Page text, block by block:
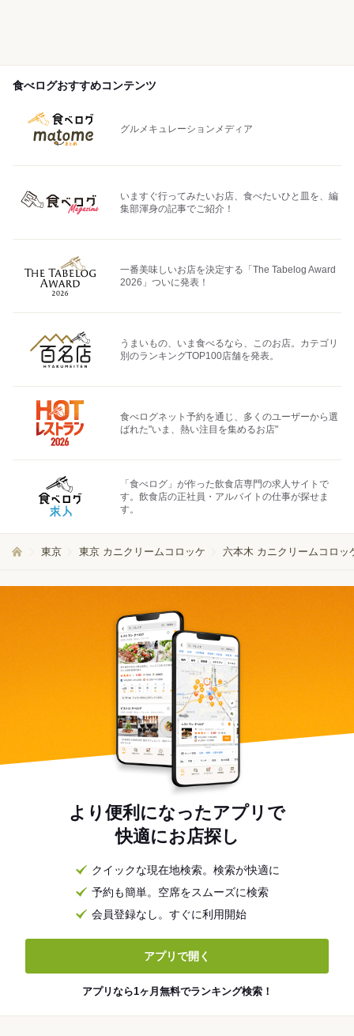
食べログおすすめコンテンツ
グルメキュレーションメディア
いますぐ行ってみたいお店、食べたいひと皿を、編
集部渾身の記事でご紹介！
一番美味しいお店を決定する「The Tabelog Award
2026」ついに発表！
うまいもの、いま食べるなら、このお店。カテゴリ
別のランキングTOP100店舗を発表。
食べログネット予約を通じ、多くのユーザーから選
ばれた"いま、熱い注目を集めるお店"
「食べログ」が作った飲食店専門の求人サイトで
す。飲食店の正社員・アルバイトの仕事が探せま
す。
東京 東京 カニクリームコロッケ 六本木 カニクリームコロッ
より便利になったアプリで
快適にお店探し
クイックな現在地検索。検索が快適に
予約も簡単。空席をスムーズに検索
会員登録なし。すぐに利用開始
アプリで開く
アプリなら1ヶ月無料でランキング検索！